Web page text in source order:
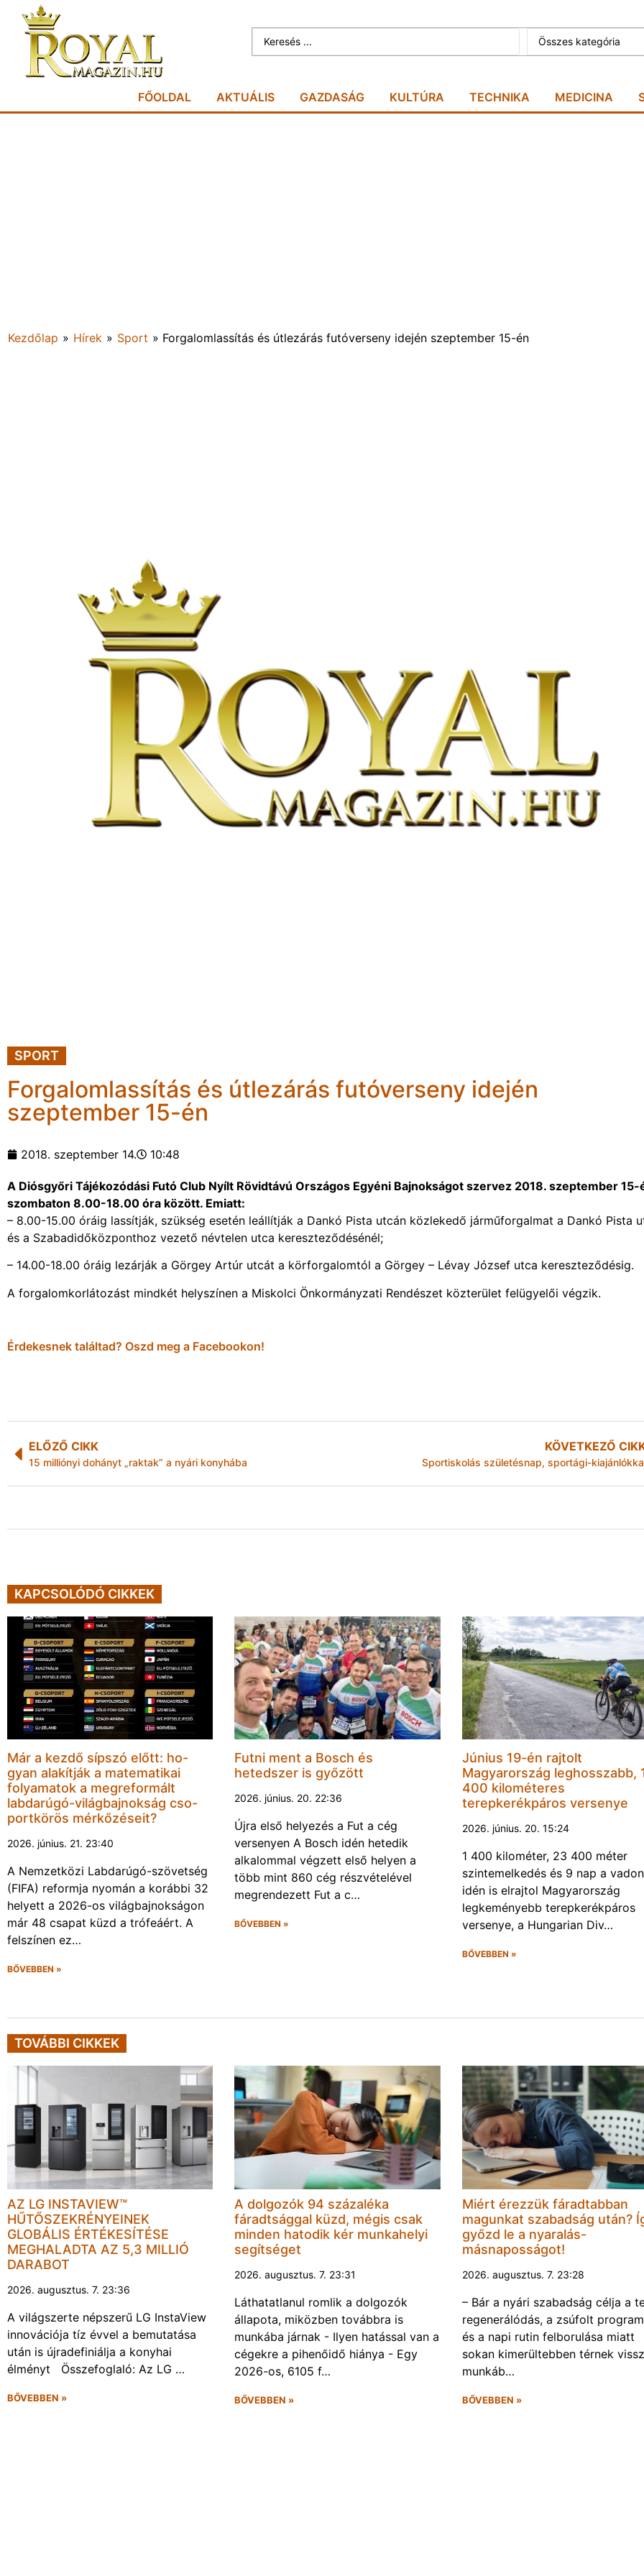
Összes kategória
FŐOLDAL AKTUÁLIS GAZDASÁG KULTÚRA TECHNIKA MEDICINA
Kezdőlap » Hírek » Sport » Forgalomlassítás és útlezárás futóverseny idején szeptember 15-én
SPORT
Forgalomlassítás és útlezárás futóverseny idején
szeptember 15-én
2018. szeptember 14. 10:48
A Diósgyőri Tájékozódási Futó Club Nyílt Rövidtávú Országos Egyéni Bajnokságot szervez 2018. szeptember 15-
szombaton 8.00-18.00 óra között. Emiatt:
– 8.00-15.00 óráig lassítják, szükség esetén leállítják a Dankó Pista utcán közlekedő járműforgalmat a Dankó Pista
és a Szabadidőközponthoz vezető névtelen utca kereszteződésénél;
– 14.00-18.00 óráig lezárják a Görgey Artúr utcát a körforgalomtól a Görgey – Lévay József utca kereszteződésig.
A forgalomkorlátozást mindkét helyszínen a Miskolci Önkormányzati Rendészet közterület felügyelői végzik.
Érdekesnek találtad? Oszd meg a Facebookon!
ELŐZŐ CIKK
15 milliónyi dohányt „raktak” a nyári konyhába
KÖVETKEZŐ
Sportiskolás születésnap, sportági-
KAPCSOLÓDÓ CIKKEK
Már a kezdő sípszó előtt: ho-
gyan alakítják a matematikai
folyamatok a megreformált
labdarúgó-világbajnokság cso-
portkörös mérkőzéseit?
2026. június. 21. 23:40
A Nemzetközi Labdarúgó-szövetség
(FIFA) reformja nyomán a korábbi 32
helyett a 2026-os világbajnokságon
már 48 csapat küzd a trófeáért. A
felszínen ez…
BŐVEBBEN »
Futni ment a Bosch és
hetedszer is győzött
2026. június. 20. 22:36
Újra első helyezés a Fut a cég
versenyen A Bosch idén hetedik
alkalommal végzett első helyen a
több mint 860 cég részvételével
megrendezett Fut a c…
BŐVEBBEN »
Június 19-én rajtolt
Magyarország leghosszabb,
400 kilométeres
terepkerékpáros versenye
2026. június. 20. 15:24
1 400 kilométer, 23 400 méter
szintemelkedés és 9 nap a
idén is elrajtol Magyarország
legkeményebb terepkerékpáros
versenye, a Hungarian Div…
BŐVEBBEN »
TOVÁBBI CIKKEK
AZ LG INSTAVIEW™
HŰTŐSZEKRÉNYEINEK
GLOBÁLIS ÉRTÉKESÍTÉSE
MEGHALADTA AZ 5,3 MILLIÓ
DARABOT
2026. augusztus. 7. 23:36
A világszerte népszerű LG InstaView
innovációja tíz évvel a bemutatása
után is újradefiniálja a konyhai
élményt Összefoglaló: Az LG …
BŐVEBBEN »
A dolgozók 94 százaléka
fáradtsággal küzd, mégis csak
minden hatodik kér munkahelyi
segítséget
2026. augusztus. 7. 23:31
Láthatatlanul romlik a dolgozók
állapota, miközben továbbra is
munkába járnak - Ilyen hatással van a
cégekre a pihenőidő hiánya - Egy
2026-os, 6105 f…
BŐVEBBEN »
Miért érezzük fáradtabban
magunkat szabadság után?
győzd le a nyaralás-
másnaposságot!
2026. augusztus. 7. 23:28
– Bár a nyári szabadság célja a
regenerálódás, a zsúfolt
és a napi rutin felborulása miatt
sokan kimerültebben térnek
munkáb…
BŐVEBBEN »